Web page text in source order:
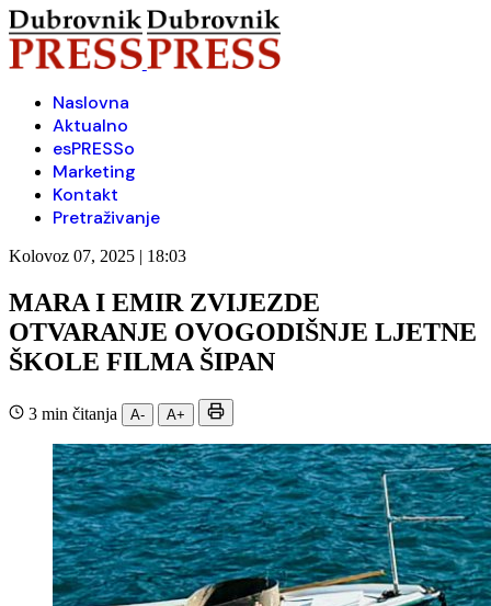
Naslovna
Aktualno
esPRESSo
Marketing
Kontakt
Pretraživanje
Kolovoz 07, 2025 | 18:03
MARA I EMIR ZVIJEZDE
OTVARANJE OVOGODIŠNJE LJETNE
ŠKOLE FILMA ŠIPAN
3 min čitanja A- A+